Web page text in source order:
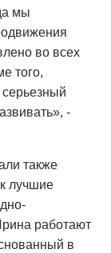
мы
во всех
того,
-
также
лучшие
работают
в